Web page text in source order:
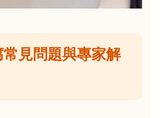
見問題與專家解